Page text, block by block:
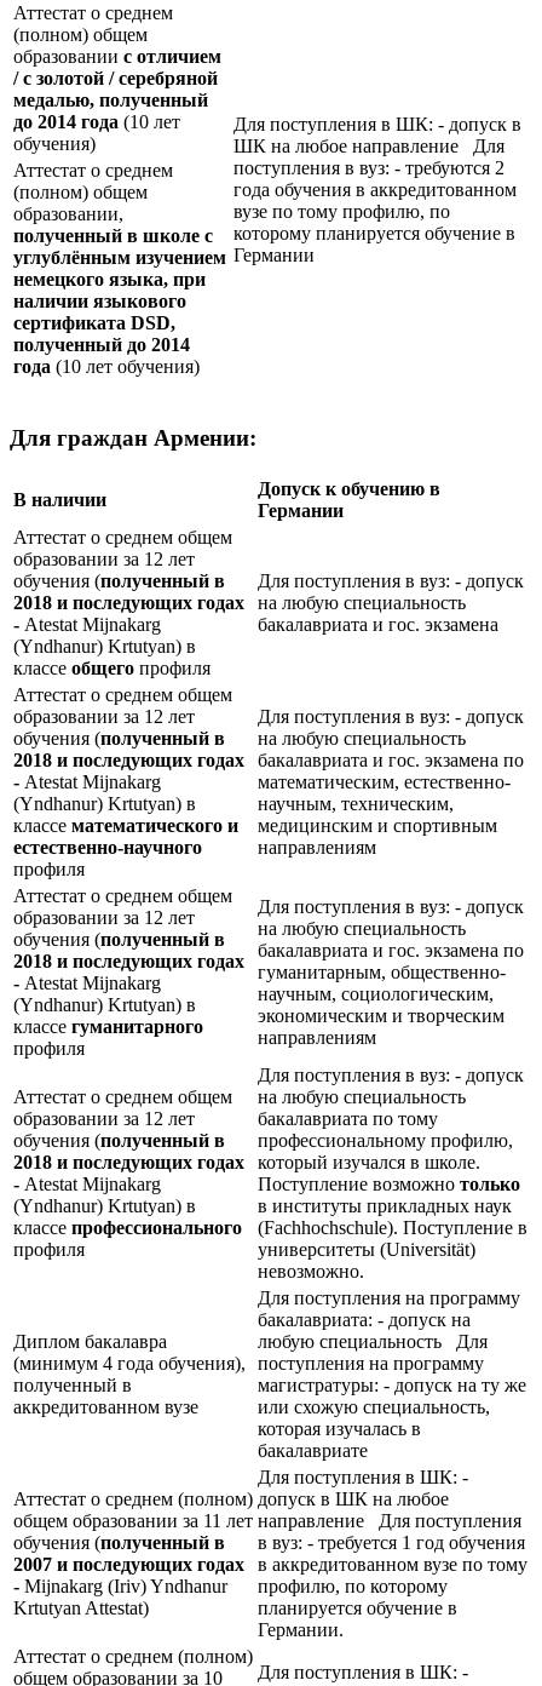
Аттестат о среднем
(полном) общем
образовании с отличием
/ с золотой / серебряной
медалью, полученный
до 2014 года (10 лет
обучения)
Для поступления в ШК: - допуск в
ШК на любое направление Для
поступления в вуз: - требуются 2
года обучения в аккредитованном
вузе по тому профилю, по
которому планируется обучение в
Германии
Аттестат о среднем
(полном) общем
образовании,
полученный в школе с
углублённым изучением
немецкого языка, при
наличии языкового
сертификата DSD,
полученный до 2014
года (10 лет обучения)
Для граждан Армении:
В наличии
Допуск к обучению в
Германии
Аттестат о среднем общем
образовании за 12 лет
обучения (полученный в
2018 и последующих годах
- Atestat Mijnakarg
(Yndhanur) Krtutyan) в
классе общего профиля
Для поступления в вуз: - допуск
на любую специальность
бакалавриата и гос. экзамена
Аттестат о среднем общем
образовании за 12 лет
обучения (полученный в
2018 и последующих годах
- Atestat Mijnakarg
(Yndhanur) Krtutyan) в
классе математического и
естественно-научного
профиля
Для поступления в вуз: - допуск
на любую специальность
бакалавриата и гос. экзамена по
математическим, естественно-
научным, техническим,
медицинским и спортивным
направлениям
Аттестат о среднем общем
образовании за 12 лет
обучения (полученный в
2018 и последующих годах
- Atestat Mijnakarg
(Yndhanur) Krtutyan) в
классе гуманитарного
профиля
Для поступления в вуз: - допуск
на любую специальность
бакалавриата и гос. экзамена по
гуманитарным, общественно-
научным, социологическим,
экономическим и творческим
направлениям
Аттестат о среднем общем
образовании за 12 лет
обучения (полученный в
2018 и последующих годах
- Atestat Mijnakarg
(Yndhanur) Krtutyan) в
классе профессионального
профиля
Для поступления в вуз: - допуск
на любую специальность
бакалавриата по тому
профессиональному профилю,
который изучался в школе.
Поступление возможно только
в институты прикладных наук
(Fachhochschule). Поступление в
университеты (Universität)
невозможно.
Диплом бакалавра
(минимум 4 года обучения),
полученный в
аккредитованном вузе
Для поступления на программу
бакалавриата: - допуск на
любую специальность Для
поступления на программу
магистратуры: - допуск на ту же
или схожую специальность,
которая изучалась в
бакалавриате
Аттестат о среднем (полном)
общем образовании за 11 лет
обучения (полученный в
2007 и последующих годах
- Mijnakarg (Iriv) Yndhanur
Krtutyan Attestat)
Для поступления в ШК: -
допуск в ШК на любое
направление Для поступления
в вуз: - требуется 1 год обучения
в аккредитованном вузе по тому
профилю, по которому
планируется обучение в
Германии.
Аттестат о среднем (полном)
общем образовании за 10
Для поступления в ШК: -